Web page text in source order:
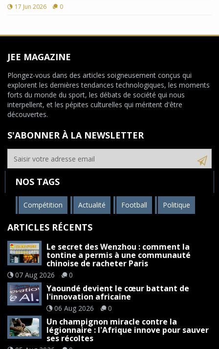
17 Jun 2026 0
JEE MAGAZINE
Plongez-vous dans des articles soigneusement conçus qui
explorent les dernières tendances technologiques, les moments
forts du monde du sport, les débats de société qui nous
interpellent, et les pépites culturelles qui méritent d'être
découvertes.
S'ABONNER À LA NEWSLETTER
NOS TAGS
Compétition Actualité Football Politique
ARTICLES RÉCENTS
Le secret des Wenzhou : comment la
tontine a permis à une communauté
chinoise de racheter Paris
07 Aug 2026 0
Yaoundé devient le cœur battant de
l'innovation africaine
06 Aug 2026 0
Un champignon miracle contre la
légionnaire : l'Afrique innove pour sauver
ses récoltes